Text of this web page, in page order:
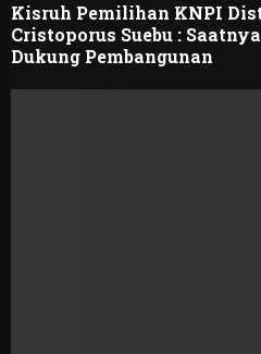
Kisruh Pemilihan KNPI
Cristoporus Suebu :
Dukung Pembangunan